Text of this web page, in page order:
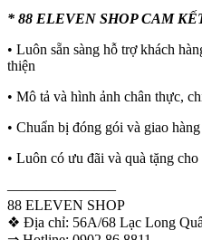
* 88 ELEVEN SHOP CAM
• Luôn sẵn sàng hỗ trợ khách
thiện
• Mô tả và hình ảnh chân thực,
• Chuẩn bị đóng gói và giao
• Luôn có ưu đãi và quà tặng
———————–
88 ELEVEN SHOP
❖ Địa chỉ: 56A/68 Lạc Long